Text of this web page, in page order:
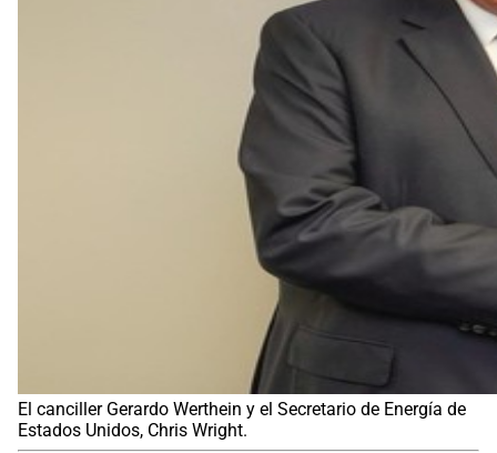
El canciller Gerardo Werthein y el Secretario de Energía de
Estados Unidos, Chris Wright.